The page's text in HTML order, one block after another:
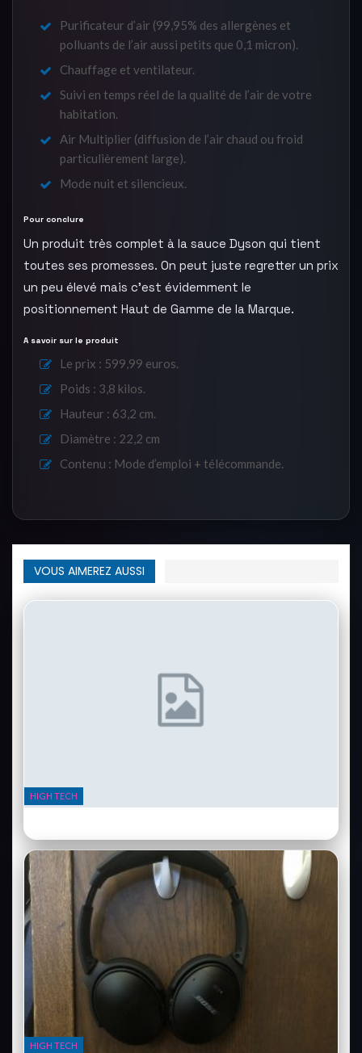
Purificateur d’air (99,95% des allergènes et
polluants de l’air aussi petits que 0,1 micron).
Chauffage et ventilateur.
Suivi en temps réel de la qualité de l’air de votre
habitation.
Air Multiplier (diffusion de l’air chaud ou froid
particulièrement large).
Mode nuit et silencieux.
Pour conclure
Un produit très complet à la sauce Dyson qui tient
toutes ses promesses. On peut juste regretter un prix
un peu élevé mais c’est évidemment le
positionnement Haut de Gamme de la Marque.
A savoir sur le produit
Le prix : 599,99 euros.
Poids : 3,8 kilos.
Hauteur : 63,2 cm.
Diamètre : 22,2 cm
Contenu : Mode d’emploi + télécommande.
VOUS AIMEREZ AUSSI
HIGH TECH
HIGH TECH